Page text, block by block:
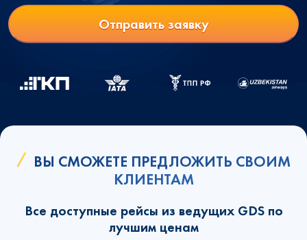
Отправить заявку
ВЫ СМОЖЕТЕ ПРЕДЛОЖИТЬ СВОИМ
КЛИЕНТАМ
Все доступные рейсы из ведущих GDS по
лучшим ценам